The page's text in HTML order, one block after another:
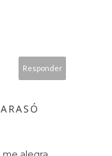
Responder